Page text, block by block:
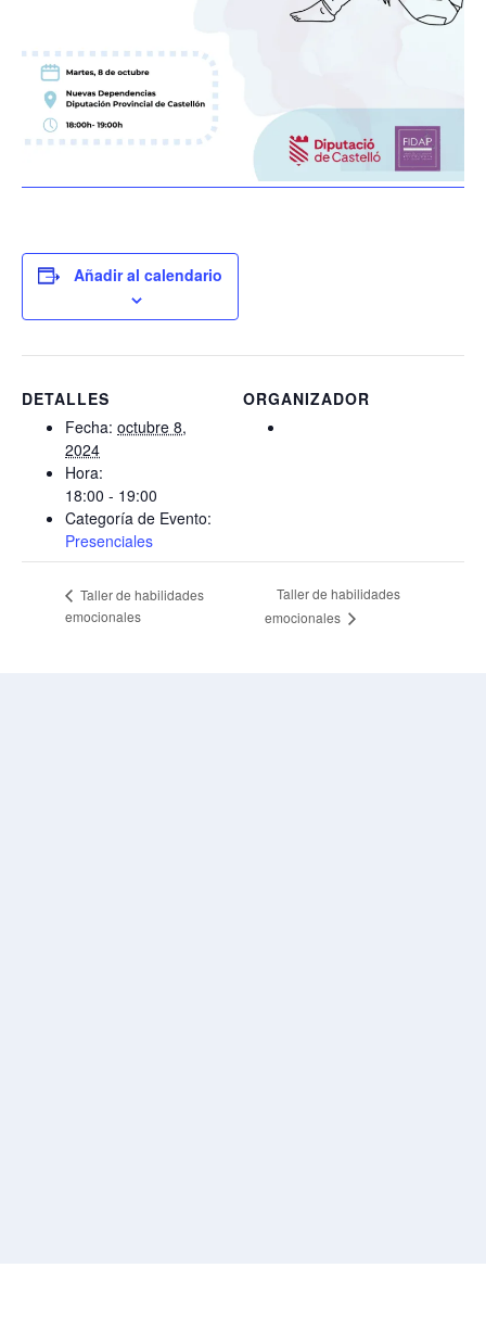
Añadir al calendario
DETALLES
Fecha: octubre 8,
2024
Hora:
18:00 - 19:00
Categoría de Evento:
Presenciales
ORGANIZADOR
Taller de habilidades
emocionales
Taller de habilidades
emocionales